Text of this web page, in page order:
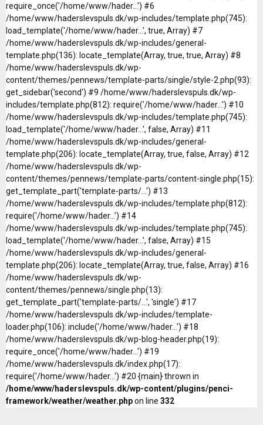
require_once('/home/www/hader...') #6
/home/www/haderslevspuls.dk/wp-includes/template.php(745):
load_template('/home/www/hader...', true, Array) #7
/home/www/haderslevspuls.dk/wp-includes/general-
template.php(136): locate_template(Array, true, true, Array) #8
/home/www/haderslevspuls.dk/wp-
content/themes/pennews/template-parts/single/style-2.php(93):
get_sidebar('second') #9 /home/www/haderslevspuls.dk/wp-
includes/template.php(812): require('/home/www/hader...') #10
/home/www/haderslevspuls.dk/wp-includes/template.php(745):
load_template('/home/www/hader...', false, Array) #11
/home/www/haderslevspuls.dk/wp-includes/general-
template.php(206): locate_template(Array, true, false, Array) #12
/home/www/haderslevspuls.dk/wp-
content/themes/pennews/template-parts/content-single.php(15):
get_template_part('template-parts/...') #13
/home/www/haderslevspuls.dk/wp-includes/template.php(812):
require('/home/www/hader...') #14
/home/www/haderslevspuls.dk/wp-includes/template.php(745):
load_template('/home/www/hader...', false, Array) #15
/home/www/haderslevspuls.dk/wp-includes/general-
template.php(206): locate_template(Array, true, false, Array) #16
/home/www/haderslevspuls.dk/wp-
content/themes/pennews/single.php(13):
get_template_part('template-parts/...', 'single') #17
/home/www/haderslevspuls.dk/wp-includes/template-
loader.php(106): include('/home/www/hader...') #18
/home/www/haderslevspuls.dk/wp-blog-header.php(19):
require_once('/home/www/hader...') #19
/home/www/haderslevspuls.dk/index.php(17):
require('/home/www/hader...') #20 {main} thrown in
/home/www/haderslevspuls.dk/wp-content/plugins/penci-
framework/weather/weather.phpon line 332